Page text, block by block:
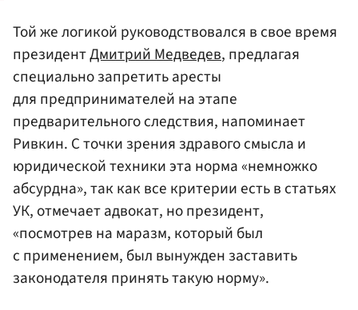
Той же логикой руководствовался в свое время
президентДмитрий Медведев, предлагая
специально запретить аресты
для предпринимателей на этапе
предварительного следствия, напоминает
Ривкин. С точки зрения здравого смысла и
юридической техники эта норма «немножко
абсурдна», так как все критерии есть в статьях
УК, отмечает адвокат, но президент,
«посмотрев на маразм, который был
с применением, был вынужден заставить
законодателя принять такую норму».